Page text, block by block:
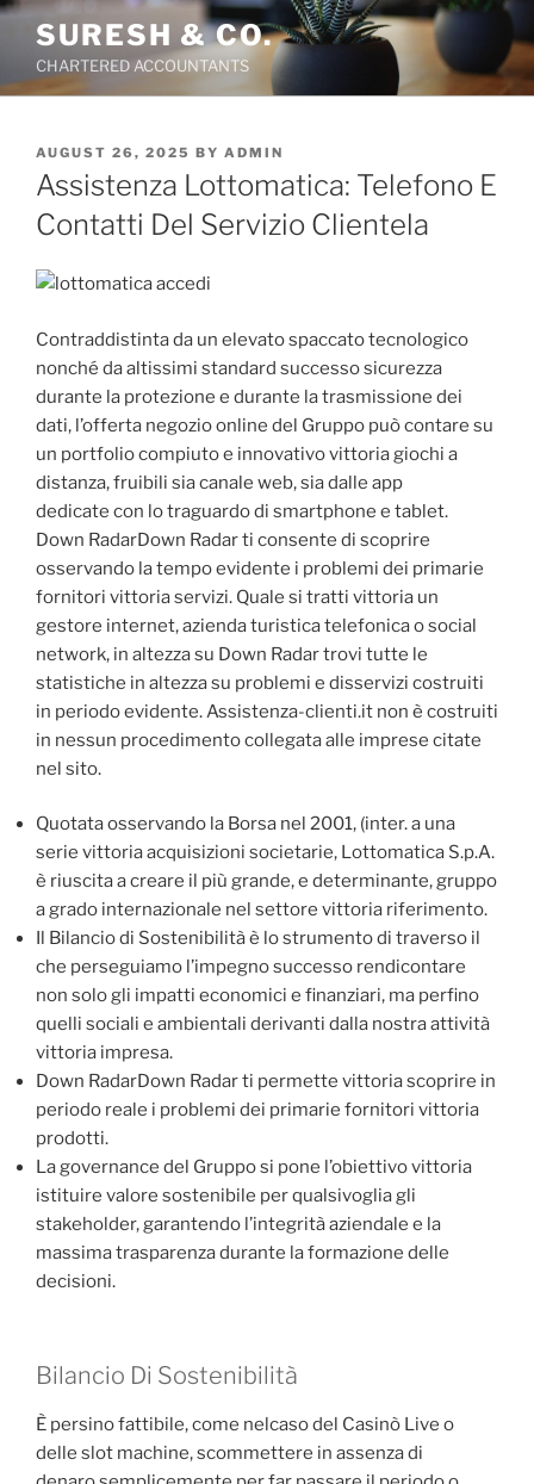
Skip
content
SURESH & CO.
CHARTERED ACCOUNTANTS
POSTED
ON
AUGUST 26, 2025 BY ADMIN
Assistenza Lottomatica: Telefono E
Contatti Del Servizio Clientela
Contraddistinta da un elevato spaccato tecnologico
nonché da altissimi standard successo sicurezza
durante la protezione e durante la trasmissione dei
dati, l’offerta negozio online del Gruppo può contare su
un portfolio compiuto e innovativo vittoria giochi a
distanza, fruibili sia canale web, sia dalle app
dedicate con lo traguardo di smartphone e tablet.
Down RadarDown Radar ti consente di scoprire
osservando la tempo evidente i problemi dei primarie
fornitori vittoria servizi. Quale si tratti vittoria un
gestore internet, azienda turistica telefonica o social
network, in altezza su Down Radar trovi tutte le
statistiche in altezza su problemi e disservizi costruiti
in periodo evidente. Assistenza-clienti.it non è costruiti
in nessun procedimento collegata alle imprese citate
nel sito.
Quotata osservando la Borsa nel 2001, (inter. a una
serie vittoria acquisizioni societarie, Lottomatica S.p.A.
è riuscita a creare il più grande, e determinante, gruppo
a grado internazionale nel settore vittoria riferimento.
Il Bilancio di Sostenibilità è lo strumento di traverso il
che perseguiamo l’impegno successo rendicontare
non solo gli impatti economici e finanziari, ma perfino
quelli sociali e ambientali derivanti dalla nostra attività
vittoria impresa.
Down RadarDown Radar ti permette vittoria scoprire in
periodo reale i problemi dei primarie fornitori vittoria
prodotti.
La governance del Gruppo si pone l’obiettivo vittoria
istituire valore sostenibile per qualsivoglia gli
stakeholder, garantendo l’integrità aziendale e la
massima trasparenza durante la formazione delle
decisioni.
Bilancio Di Sostenibilità
È persino fattibile, come nelcaso del Casinò Live o
delle slot machine, scommettere in assenza di